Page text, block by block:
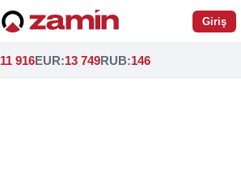
Giriş
11 916EUR:13 749RUB:146